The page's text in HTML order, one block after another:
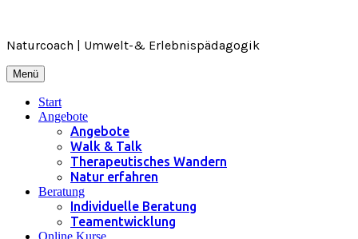
springen
Naturcoach | Umwelt-& Erlebnispädagogik
Menü
Start
Angebote
Angebote
Walk & Talk
Therapeutisches Wandern
Natur erfahren
Beratung
Individuelle Beratung
Teamentwicklung